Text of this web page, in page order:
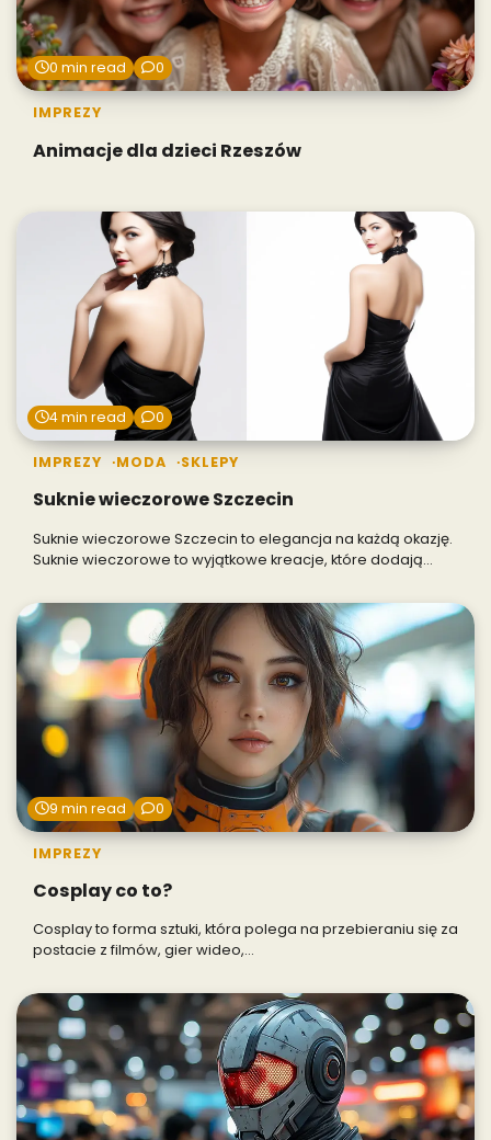
0 min read 0
IMPREZY
Animacje dla dzieci Rzeszów
4 min read 0
IMPREZY MODA SKLEPY
Suknie wieczorowe Szczecin
Suknie wieczorowe Szczecin to elegancja na każdą okazję.
Suknie wieczorowe to wyjątkowe kreacje, które dodają…
9 min read 0
IMPREZY
Cosplay co to?
Cosplay to forma sztuki, która polega na przebieraniu się za
postacie z filmów, gier wideo,…